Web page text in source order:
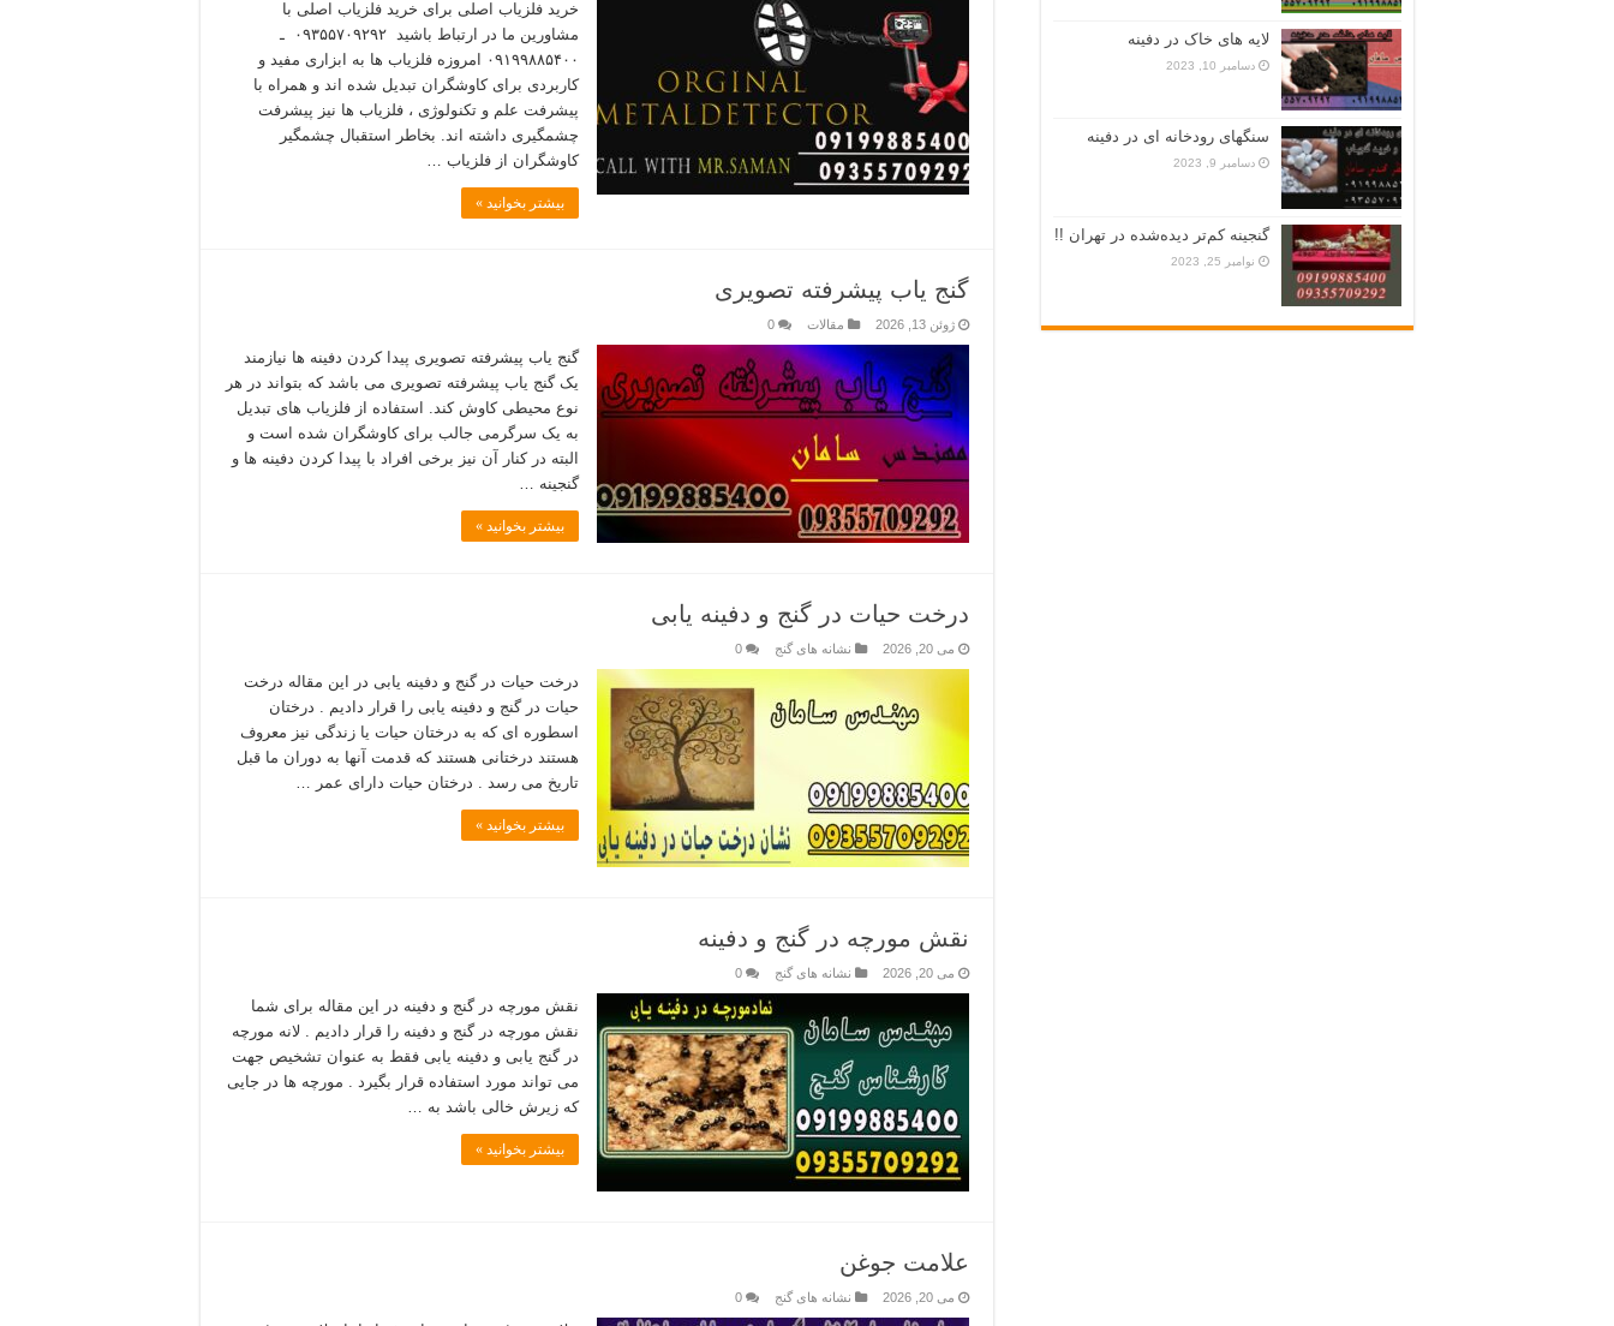
خرید فلزیاب اصلی برای خرید فلزیاب اصلی با
مشاورین ما در ارتباط باشید ۰۹۳۵۵۷۰۹۲۹۲ ـ
۰۹۱۹۹۸۸۵۴۰۰ امروزه فلزیاب ها به ابزاری مفید و
کاربردی برای کاوشگران تبدیل شده اند و همراه با
پیشرفت علم و تکنولوژی ، فلزیاب ها نیز پیشرفت
چشمگیری داشته اند. بخاطر استقبال چشمگیر
کاوشگران از فلزیاب …
بیشتر بخوانید »
گنج یاب پیشرفته تصویری
ژوئن 13, 2026 مقالات 0
گنج یاب پیشرفته تصویری پیدا کردن دفینه ها نیازمند
یک گنج یاب پیشرفته تصویری می باشد که بتواند در هر
نوع محیطی کاوش کند. استفاده از فلزیاب های تبدیل
به یک سرگرمی جالب برای کاوشگران شده است و
البته در کنار آن نیز برخی افراد با پیدا کردن دفینه ها و
گنجینه …
بیشتر بخوانید »
درخت حیات در گنج و دفینه یابی
می 20, 2026 نشانه های گنج 0
درخت حیات در گنج و دفینه یابی در این مقاله درخت
حیات در گنج و دفینه یابی را قرار دادیم . درختان
اسطوره ای که به درختان حیات یا زندگی نیز معروف
هستند درختانی هستند که قدمت آنها به دوران ما قبل
تاریخ می رسد . درختان حیات دارای عمر …
بیشتر بخوانید »
نقش مورچه در گنج و دفینه
می 20, 2026 نشانه های گنج 0
نقش مورچه در گنج و دفینه در این مقاله برای شما
نقش مورچه در گنج و دفینه را قرار دادیم . لانه مورچه
در گنج یابی و دفینه یابی فقط به عنوان تشخیص جهت
می تواند مورد استفاده قرار بگیرد . مورچه ها در جایی
که زیرش خالی باشد به …
بیشتر بخوانید »
علامت جوغن
می 20, 2026 نشانه های گنج 0
لایه های خاک در دفینه
دسامبر 10, 2023
سنگهای رودخانه ای در دفینه
دسامبر 9, 2023
گنجینه کم‌تر دیده‌شده در تهران !!
نوامبر 25, 2023